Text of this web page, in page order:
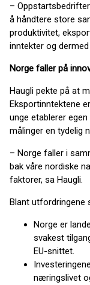
–
å håndtere store
produktivitet,
inntekter og
Norge faller på
Haugli pekte på at
Eksportinntektene
unge etablerer
målinger en tydelig
– Norge faller i
bak våre nordiske
faktorer, sa Haugli.
Blant utfordringene
Norge er
svakest
EU-snittet.
næringslivet